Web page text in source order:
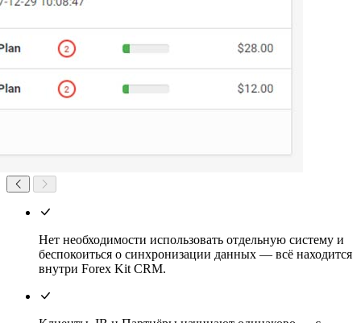
Нет необходимости использовать отдельную систему и
беспокоиться о синхронизации данных — всё находится
внутри Forex Kit CRM.